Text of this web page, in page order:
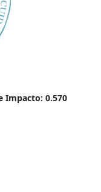
Impacto: 0.570